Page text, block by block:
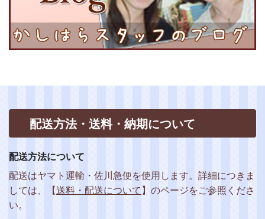
配送方法・送料・納期について
配送方法について
配送はヤマト運輸・佐川急便を使用します。詳細につきま
しては、【送料・配送について】のページをご参照くださ
い。